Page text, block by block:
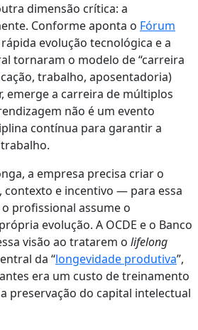
dimensão crítica: a
Conforme aponta o Fórum
rápida evolução tecnológica e a
tornaram o modelo de “carreira
trabalho, aposentadoria)
emerge a carreira de múltiplos
não é um evento
contínua para garantir a
a empresa precisa criar o
e incentivo — para essa
profissional assume o
evolução. A OCDE e o Banco
visão ao tratarem o lifelong
da “longevidade produtiva”,
era um custo de treinamento
preservação do capital intelectual